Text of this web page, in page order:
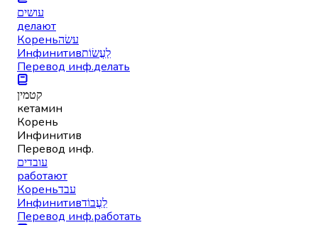
עושים
делают
Кореньעשׂה
Инфинитивלַעֲשׂוֹת
Перевод инф.делать
קטמין
кетамин
Корень
Инфинитив
Перевод инф.
עובדים
работают
Кореньעבד
Инфинитивלַעֲבוֹד
Перевод инф.работать